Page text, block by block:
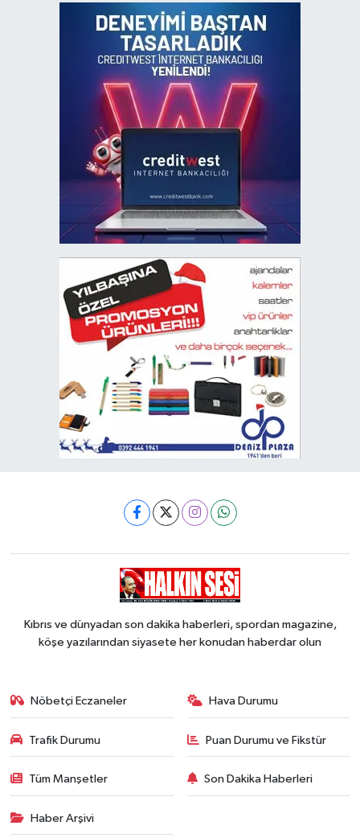
Kıbrıs ve dünyadan son dakika haberleri, spordan magazine,
köşe yazılarından siyasete her konudan haberdar olun
Nöbetçi Eczaneler Hava Durumu
Trafik Durumu Puan Durumu ve Fikstür
Tüm Manşetler Son Dakika Haberleri
Haber Arşivi